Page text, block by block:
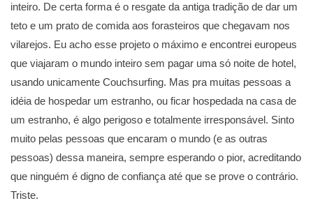
inteiro. De certa forma é o resgate da antiga tradição de dar um
teto e um prato de comida aos forasteiros que chegavam nos
vilarejos. Eu acho esse projeto o máximo e encontrei europeus
que viajaram o mundo inteiro sem pagar uma só noite de hotel,
usando unicamente Couchsurfing. Mas pra muitas pessoas a
idéia de hospedar um estranho, ou ficar hospedada na casa de
um estranho, é algo perigoso e totalmente irresponsável. Sinto
muito pelas pessoas que encaram o mundo (e as outras
pessoas) dessa maneira, sempre esperando o pior, acreditando
que ninguém é digno de confiança até que se prove o contrário.
Triste.